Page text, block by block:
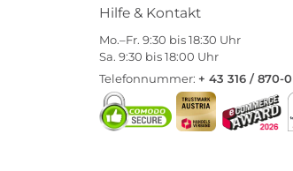
Hilfe & Kontakt
Mo.–Fr. 9:30 bis 18:30 Uhr
Sa. 9:30 bis 18:00 Uhr
Telefonnummer: + 43 316 / 870-0